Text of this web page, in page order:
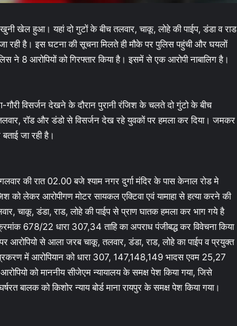
खुनी खेल हुआ। यहां दो गुटों के बीच तलवार, चाकू, लोहे की पाईप, डंडा व राड
रही है। इस घटना की सूचना मिलते ही मौके पर पुलिस पहुंची और घयलों
ने 8 आरोपियों को गिरफ्तार किया है। इसमें से एक आरोपी नाबालिग है।
गौरी विसर्जन देखने के दौरान पुरानी रंजिश के चलते दो गुंटो के बीच
रॉड और डंडो से विसर्जन देख रहे युवकों पर हमला कर दिया। जमकर
जा रही है।
की रात 02.00 बजे श्याम नगर दुर्गा मंदिर के पास केनाल रोड मे
को लेकर आरोपीगण मोटर सायकल एक्टिवा एवं यामाहा से हत्या करने की
चाकू, डंडा, राड, लोहे की पाईप से प्राण घातक हमला कर भाग गये है
678/22 धारा 307,34 ताहि का अपराध पंजीबद्ध कर विवेचना किया
आरोपियो से आला जरब चाकू, तलवार, डंडा, राड, लोहे का पाईप व प्रयुक्त
में आरोपियान को धारा 307, 147,148,149 भादस एवम 25,27
को माननीय सीजेएम न्यायालय के समक्ष पेश किया गया, जिसे
बालक को किशोर न्याय बोर्ड माना रायपुर के समक्ष पेश किया गया।